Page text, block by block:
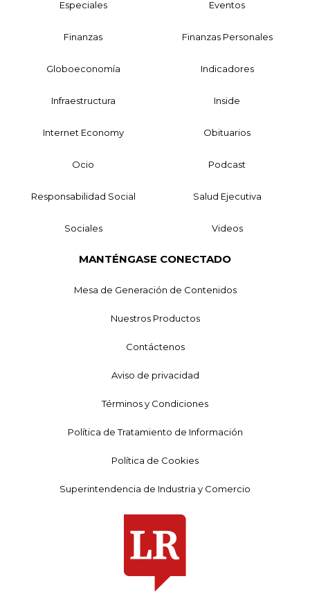
Especiales Eventos
Finanzas Finanzas Personales
Globoeconomía Indicadores
Infraestructura Inside
Internet Economy Obituarios
Ocio Podcast
Responsabilidad Social Salud Ejecutiva
Sociales Videos
MANTÉNGASE CONECTADO
Mesa de Generación de Contenidos
Nuestros Productos
Contáctenos
Aviso de privacidad
Términos y Condiciones
Política de Tratamiento de Información
Política de Cookies
Superintendencia de Industria y Comercio